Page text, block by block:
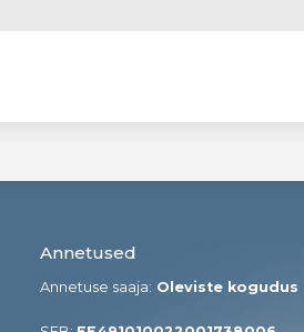
Annetused
Annetuse saaja: Oleviste kogudus